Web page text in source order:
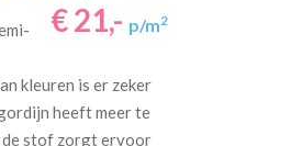
€ 21,- p/m2
kleuren is er zeker
heeft meer te
de stof zorgt ervoor